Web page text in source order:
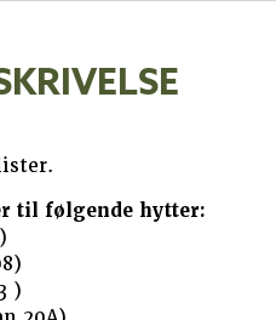
til følgende hytter:
)